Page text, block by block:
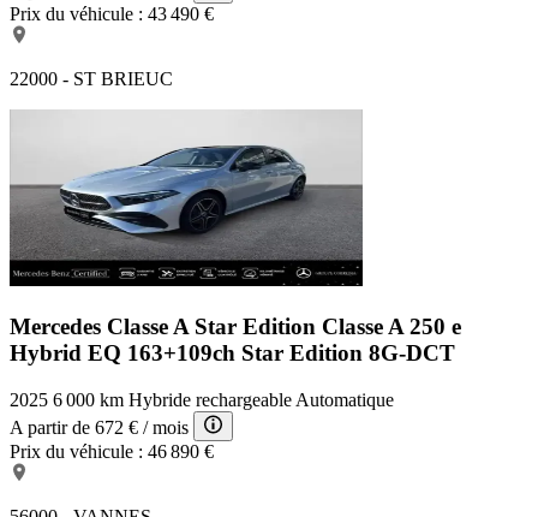
Prix du véhicule : 43 490 €
22000 - ST BRIEUC
Mercedes Classe A Star Edition Classe A 250 e
Hybrid EQ 163+109ch Star Edition 8G-DCT
2025 6 000 km Hybride rechargeable Automatique
A partir de 672 € / mois
Prix du véhicule : 46 890 €